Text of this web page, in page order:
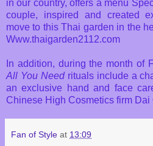
in our country, offers a menu
couple, inspired and created
move to this Thai garden in the
Www.thaigarden2112.com
In addition, during the month of
All You Need rituals include a
an exclusive hand and face
Chinese High Cosmetics firm Dai
Fan of Style at 13:09